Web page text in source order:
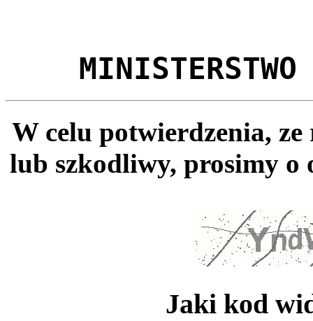
MINISTERSTWO
W celu potwierdzenia,
lub szkodliwy, prosimy o
Jaki kod